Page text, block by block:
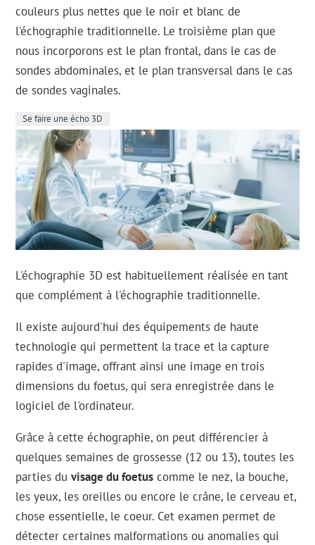
couleurs plus nettes que le noir et blanc de
l'échographie traditionnelle. Le troisième plan que
nous incorporons est le plan frontal, dans le cas de
sondes abdominales, et le plan transversal dans le cas
de sondes vaginales.
Se faire une écho 3D
L'échographie 3D est habituellement réalisée en tant
que complément à l'échographie traditionnelle.
Il existe aujourd'hui des équipements de haute
technologie qui permettent la trace et la capture
rapides d'image, offrant ainsi une image en trois
dimensions du foetus, qui sera enregistrée dans le
logiciel de l'ordinateur.
Grâce à cette échographie, on peut différencier à
quelques semaines de grossesse (12 ou 13), toutes les
parties duvisage du foetus comme le nez, la bouche,
les yeux, les oreilles ou encore le crâne, le cerveau et,
chose essentielle, le coeur. Cet examen permet de
détecter certaines malformations ou anomalies qui